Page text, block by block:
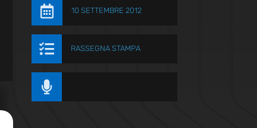
 10 SETTEMBRE 2012
 RASSEGNA STAMPA
